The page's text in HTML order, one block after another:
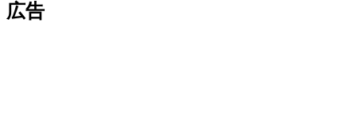
広告